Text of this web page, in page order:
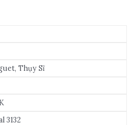
Thụy Sĩ
3132